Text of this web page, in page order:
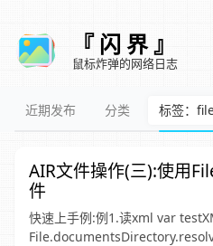
『 闪 界 』
鼠标炸弹的网络日志
近期发布 分类 标签：
AIR文件操作(三):使用
件
快速上手例:例1.读xml var